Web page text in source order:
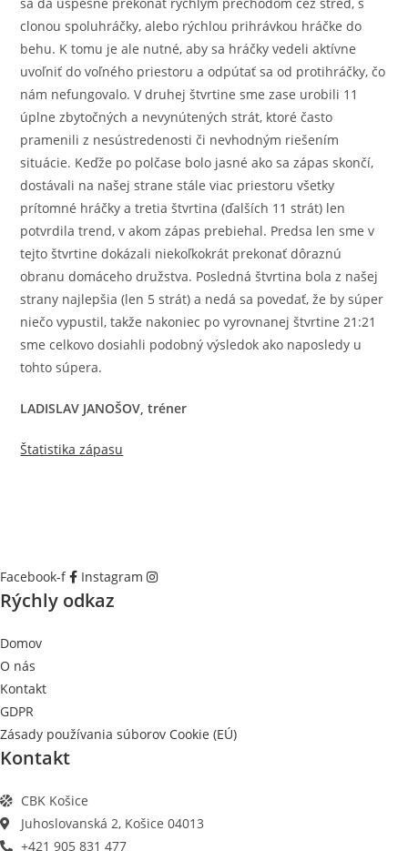
clonou spoluhráčky, alebo rýchlou prihrávkou hráčke do
behu. K tomu je ale nutné, aby sa hráčky vedeli aktívne
uvoľniť do voľného priestoru a odpútať sa od protihráčky, čo
nám nefungovalo. V druhej štvrtine sme zase urobili 11
úplne zbytočných a nevynútených strát, ktoré často
pramenili z nesústredenosti či nevhodným riešením
situácie. Keďže po polčase bolo jasné ako sa zápas skončí,
dostávali na našej strane stále viac priestoru všetky
prítomné hráčky a tretia štvrtina (ďalších 11 strát) len
potvrdila trend, v akom zápas prebiehal. Predsa len sme v
tejto štvrtine dokázali niekoľkokrát prekonať dôraznú
obranu domáceho družstva. Posledná štvrtina bola z našej
strany najlepšia (len 5 strát) a nedá sa povedať, že by súper
niečo vypustil, takže nakoniec po vyrovnanej štvrtine 21:21
sme celkovo dosiahli podobný výsledok ako naposledy u
tohto súpera.
LADISLAV JANOŠOV, tréner
Štatistika zápasu
Facebook-f Instagram
Rýchly odkaz
Domov
O nás
Kontakt
GDPR
Zásady používania súborov Cookie (EÚ)
Kontakt
CBK Košice
Juhoslovanská 2, Košice 04013
+421 905 831 477